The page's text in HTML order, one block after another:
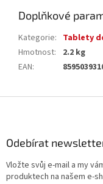
Doplňkové
Kategorie: Tablety
Hmotnost:
2.2 kg
EAN:
Odebírat
Vložte svůj e-mail a my
produktech na našem e-